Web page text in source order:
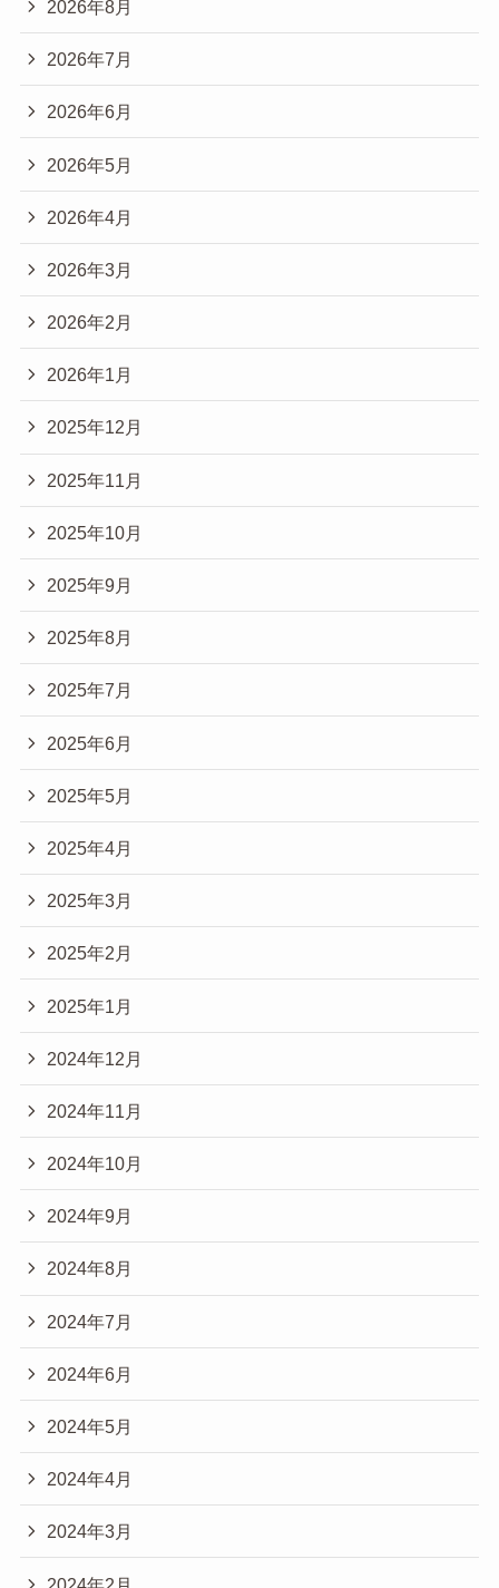
2026年8月
2026年7月
2026年6月
2026年5月
2026年4月
2026年3月
2026年2月
2026年1月
2025年12月
2025年11月
2025年10月
2025年9月
2025年8月
2025年7月
2025年6月
2025年5月
2025年4月
2025年3月
2025年2月
2025年1月
2024年12月
2024年11月
2024年10月
2024年9月
2024年8月
2024年7月
2024年6月
2024年5月
2024年4月
2024年3月